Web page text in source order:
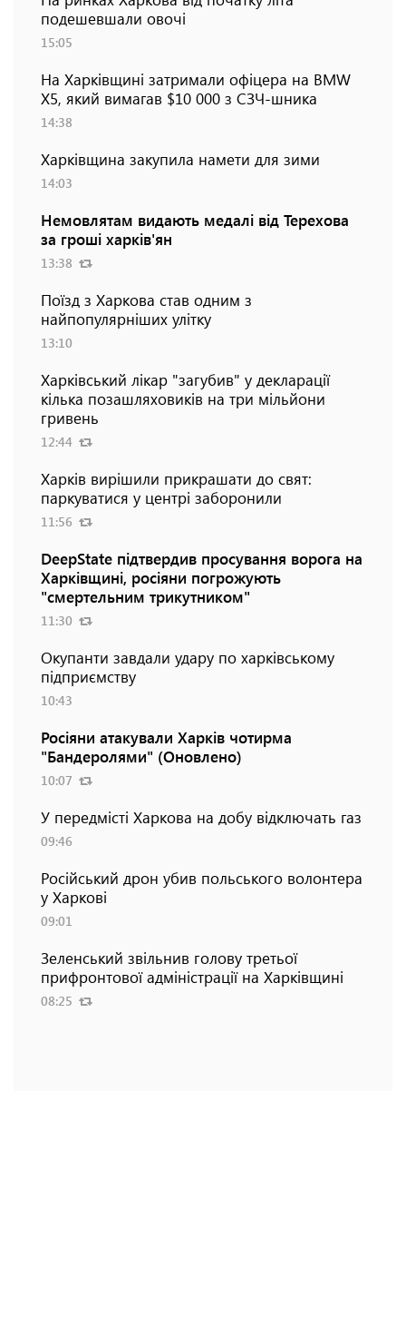
подешевшали овочі
15:05
На Харківщині затримали офіцера на BMW
Х5, який вимагав $10 000 з СЗЧ-шника
14:38
Харківщина закупила намети для зими
14:03
Немовлятам видають медалі від Терехова
за гроші харків'ян
13:38
Поїзд з Харкова став одним з
найпопулярніших улітку
13:10
Харківський лікар "загубив" у декларації
кілька позашляховиків на три мільйони
гривень
12:44
Харків вирішили прикрашати до свят:
паркуватися у центрі заборонили
11:56
DeepState підтвердив просування ворога на
Харківщині, росіяни погрожують
"смертельним трикутником"
11:30
Окупанти завдали удару по харківському
підприємству
10:43
Росіяни атакували Харків чотирма
"Бандеролями" (Оновлено)
10:07
У передмісті Харкова на добу відключать газ
09:46
Російський дрон убив польського волонтера
у Харкові
09:01
Зеленський звільнив голову третьої
прифронтової адміністрації на Харківщині
08:25